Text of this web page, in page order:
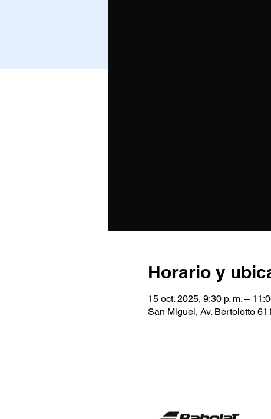
Horario y
15 oct. 2025, 9:30 p. m. –
San Miguel, Av. Bertolotto